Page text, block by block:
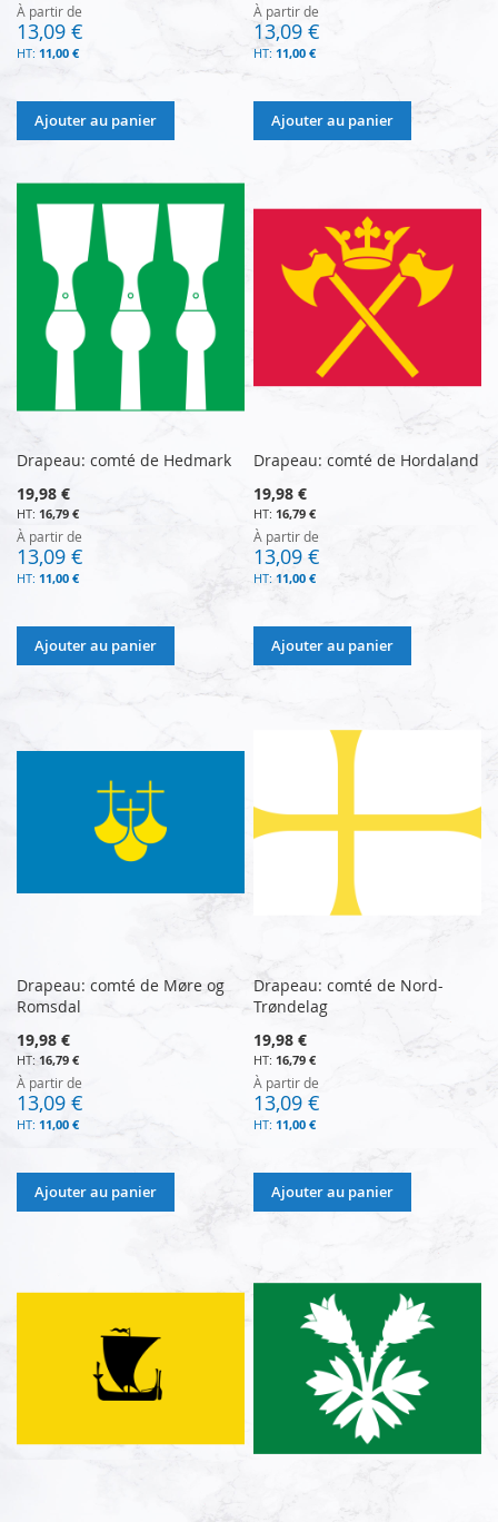
À partir de
13,09 €
11,00 €
Ajouter au panier
À partir de
13,09 €
11,00 €
Ajouter au panier
Drapeau: comté de Hedmark
19,98 €
16,79 €
À partir de
13,09 €
11,00 €
Ajouter au panier
Drapeau: comté de Hordaland
19,98 €
16,79 €
À partir de
13,09 €
11,00 €
Ajouter au panier
Drapeau: comté de Møre og
Romsdal
19,98 €
16,79 €
À partir de
13,09 €
11,00 €
Ajouter au panier
Drapeau: comté de Nord-
Trøndelag
19,98 €
16,79 €
À partir de
13,09 €
11,00 €
Ajouter au panier